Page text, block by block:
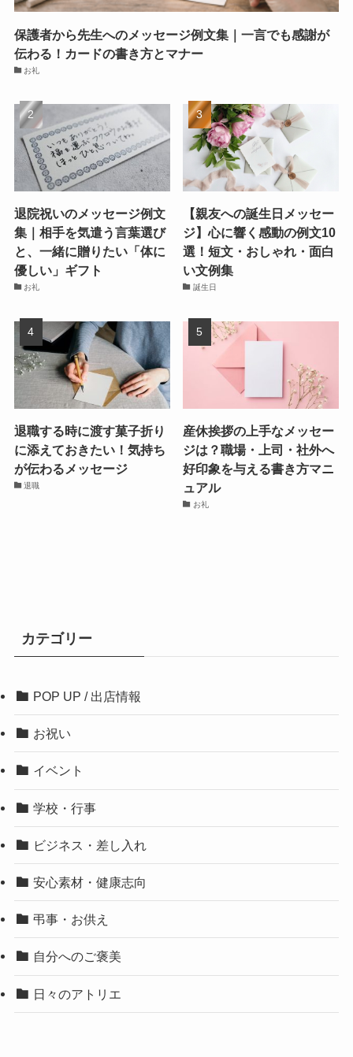
保護者から先生へのメッセージ例文集｜一言でも感謝が
伝わる！カードの書き方とマナー
お礼
退院祝いのメッセージ例文
集｜相手を気遣う言葉選び
と、一緒に贈りたい「体に
優しい」ギフト
お礼
【親友への誕生日メッセー
ジ】心に響く感動の例文10
選！短文・おしゃれ・面白
い文例集
誕生日
退職する時に渡す菓子折り
に添えておきたい！気持ち
が伝わるメッセージ
退職
産休挨拶の上手なメッセー
ジは？職場・上司・社外へ
好印象を与える書き方マニ
ュアル
お礼
カテゴリー
POP UP / 出店情報
お祝い
イベント
学校・行事
ビジネス・差し入れ
安心素材・健康志向
弔事・お供え
自分へのご褒美
日々のアトリエ